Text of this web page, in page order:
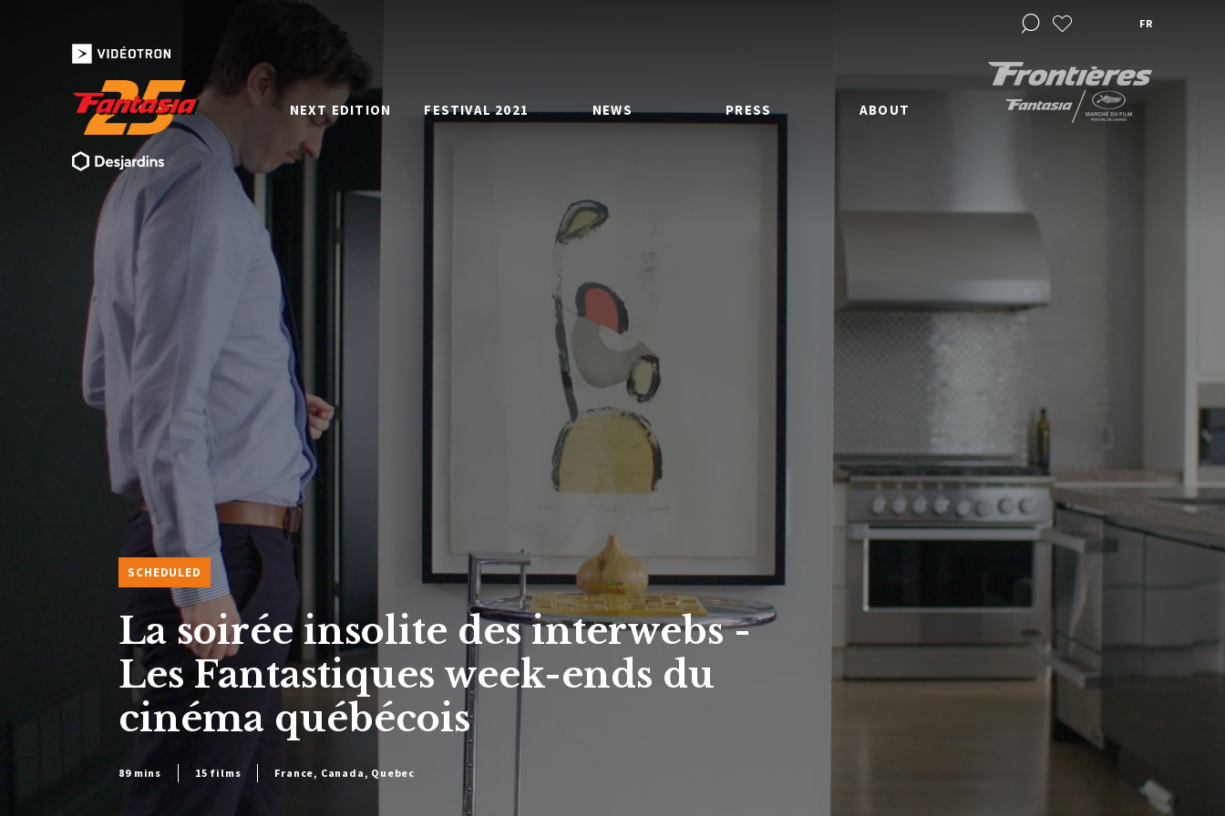
NEXT EDITION FESTIVAL 2021 NEWS PRESS ABOUT
FR
SCHEDULED
La soirée insolite des interwebs -
Les Fantastiques week-ends du
cinéma québécois
89 mins 15 films France, Canada, Quebec